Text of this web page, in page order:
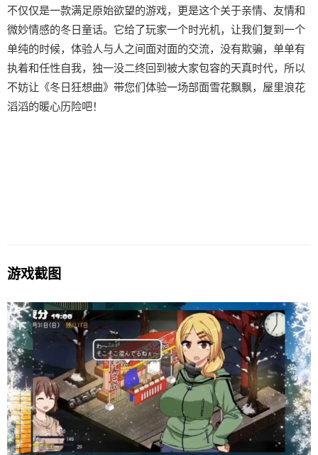
不仅仅是一款满足原始欲望的游戏，更是这个关于亲情、友情和
微妙情感的冬日童话。它给了玩家一个时光机，让我们复到一个
单纯的时候，体验人与人之间面对面的交流，没有欺骗，单单有
执着和任性自我，独一没二终回到被大家包容的天真时代，所以
不妨让《冬日狂想曲》带您们体验一场​​部面雪花飘飘，屋里浪花
滔滔​​的暖心历险吧！
游戏截图